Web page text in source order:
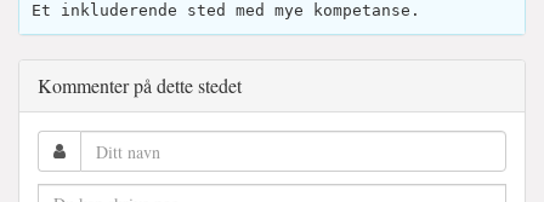
Et inkluderende sted med mye kompetanse.
Kommenter på dette stedet